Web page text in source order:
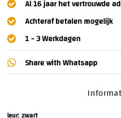
Al 16 jaar het vertrouwde
Achteraf betalen mogelijk
1 - 3 Werkdagen
Share withWhatsapp
leur: zwart